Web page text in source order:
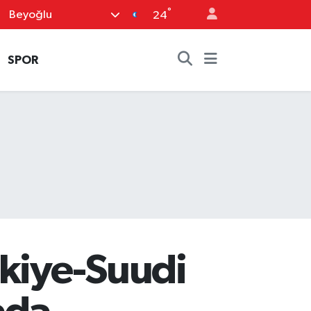
Beyoğlu 24°
SPOR
Suudi